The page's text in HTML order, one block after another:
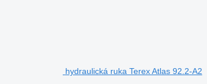
hydraulická ruka Terex Atlas 92.2-A2